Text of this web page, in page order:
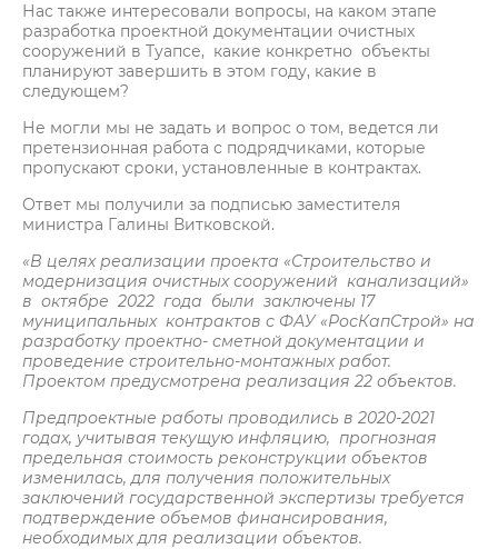
Нас также интересовали вопросы, на каком этапе
разработка проектной документации очистных
сооружений в Туапсе, какие конкретно объекты
планируют завершить в этом году, какие в
следующем?
Не могли мы не задать и вопрос о том, ведется ли
претензионная работа с подрядчиками, которые
пропускают сроки, установленные в контрактах.
Ответ мы получили за подписью заместителя
министра Галины Витковской.
«В целях реализации проекта «Строительство и
модернизация очистных сооружений канализаций»
в октябре 2022 года были заключены 17
муниципальных контрактов с ФАУ «РосКапСтрой» на
разработку проектно- сметной документации и
проведение строительно-монтажных работ.
Проектом предусмотрена реализация 22 объектов.
Предпроектные работы проводились в 2020-2021
годах, учитывая текущую инфляцию, прогнозная
предельная стоимость реконструкции объектов
изменилась, для получения положительных
заключений государственной экспертизы требуется
подтверждение объемов финансирования,
необходимых для реализации объектов.